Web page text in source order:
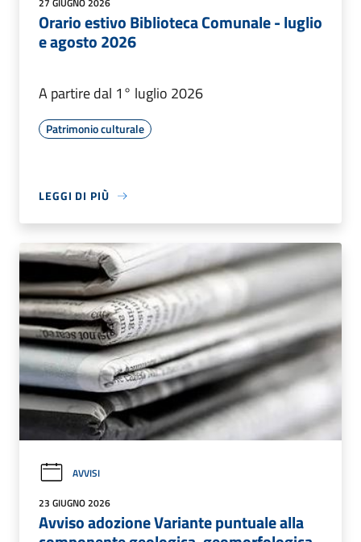
Orario estivo Biblioteca Comunale - luglio
e agosto 2026
A partire dal 1° luglio 2026
Patrimonio culturale
LEGGI DI PIÙ
AVVISI
23 GIUGNO 2026
Avviso adozione Variante puntuale alla